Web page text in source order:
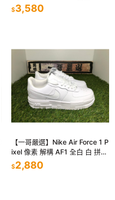
790-801
$3,580
【一哥嚴選】Nike Air Force 1 P
ixel 像素 解構 AF1 全白 白 拼接
男女 CK6649-100
$2,880